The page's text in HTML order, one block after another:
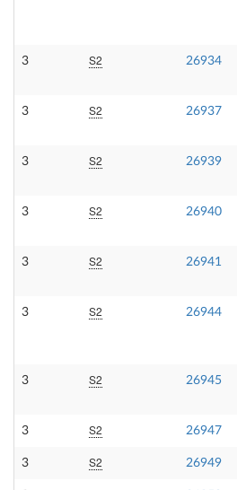
3 S2 26934
3 S2 26937
3 S2 26939
3 S2 26940
3 S2 26941
3 S2 26944
3 S2 26945
3 S2 26947
3 S2 26949